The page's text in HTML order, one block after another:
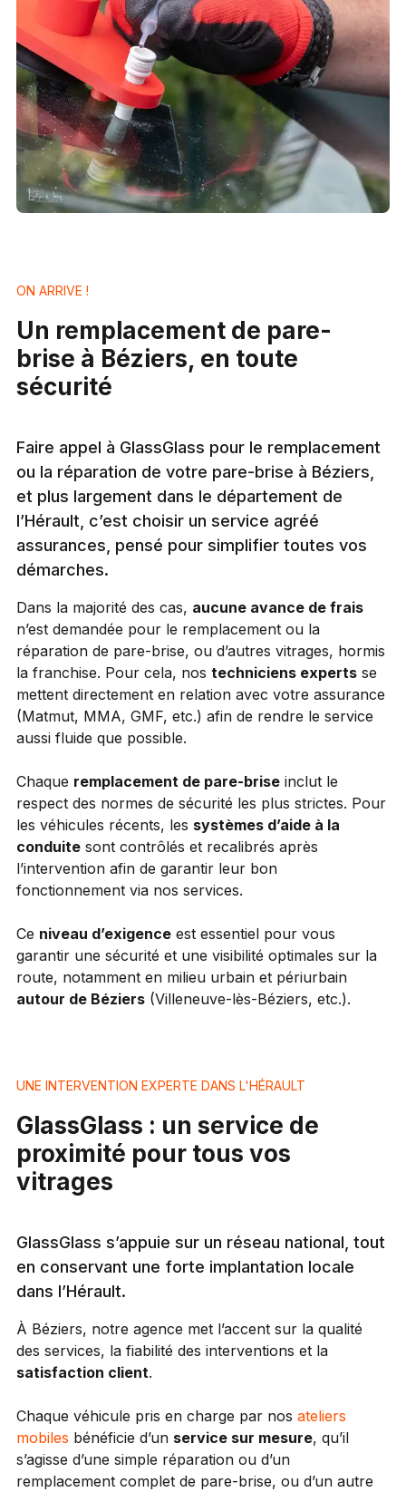
ON ARRIVE !
Un remplacement de pare-
brise à Béziers, en toute
sécurité
Faire appel à GlassGlass pour le remplacement
ou la réparation de votre pare-brise à Béziers,
et plus largement dans le département de
l’Hérault, c’est choisir un service agréé
assurances, pensé pour simplifier toutes vos
démarches.
Dans la majorité des cas, aucune avance de frais
n’est demandée pour le remplacement ou la
réparation de pare-brise, ou d’autres vitrages, hormis
la franchise. Pour cela, nos techniciens experts se
mettent directement en relation avec votre assurance
(Matmut, MMA, GMF, etc.) afin de rendre le service
aussi fluide que possible.
Chaque remplacement de pare-brise inclut le
respect des normes de sécurité les plus strictes. Pour
les véhicules récents, les systèmes d’aide à la
conduite sont contrôlés et recalibrés après
l’intervention afin de garantir leur bon
fonctionnement via nos services.
Ce niveau d’exigence est essentiel pour vous
garantir une sécurité et une visibilité optimales sur la
route, notamment en milieu urbain et périurbain
autour de Béziers (Villeneuve-lès-Béziers, etc.).
UNE INTERVENTION EXPERTE DANS L'HÉRAULT
GlassGlass : un service de
proximité pour tous vos
vitrages
GlassGlass s’appuie sur un réseau national, tout
en conservant une forte implantation locale
dans l’Hérault.
À Béziers, notre agence met l’accent sur la qualité
des services, la fiabilité des interventions et la
satisfaction client.
Chaque véhicule pris en charge par nos ateliers
mobiles bénéficie d’un service sur mesure, qu’il
s’agisse d’une simple réparation ou d’un
remplacement complet de pare-brise, ou d’un autre